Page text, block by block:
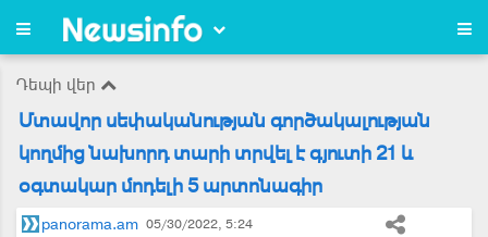
Դեպի վեր
Մտավոր սեփականության գործակալության
կողմից նախորդ տարի տրվել է գյուտի 21 և
օգտակար մոդելի 5 արտոնագիր
panorama.am 05/30/2022, 5:24